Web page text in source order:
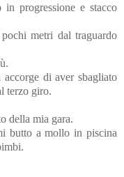
progressione e stacco
metri dal traguardo
di aver sbagliato
terzo giro.
della mia gara.
butto a mollo in piscina